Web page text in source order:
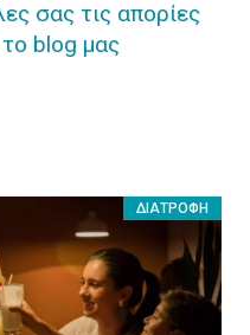
σας τις απορίες
blog μας
ΔΙΑΤΡΟΦΉ